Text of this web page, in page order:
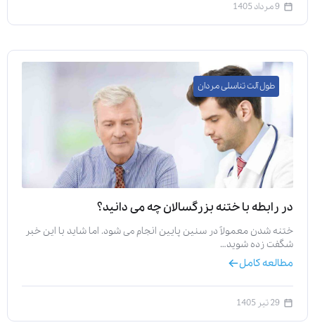
9 مرداد 1405
طول آلت تناسلی مردان
در رابطه با ختنه بزرگسالان چه می دانید؟
ختنه شدن معمولاً در سنین پایین انجام می شود. اما شاید با این خبر
شگفت زده شوید…
مطالعه کامل
29 تیر 1405